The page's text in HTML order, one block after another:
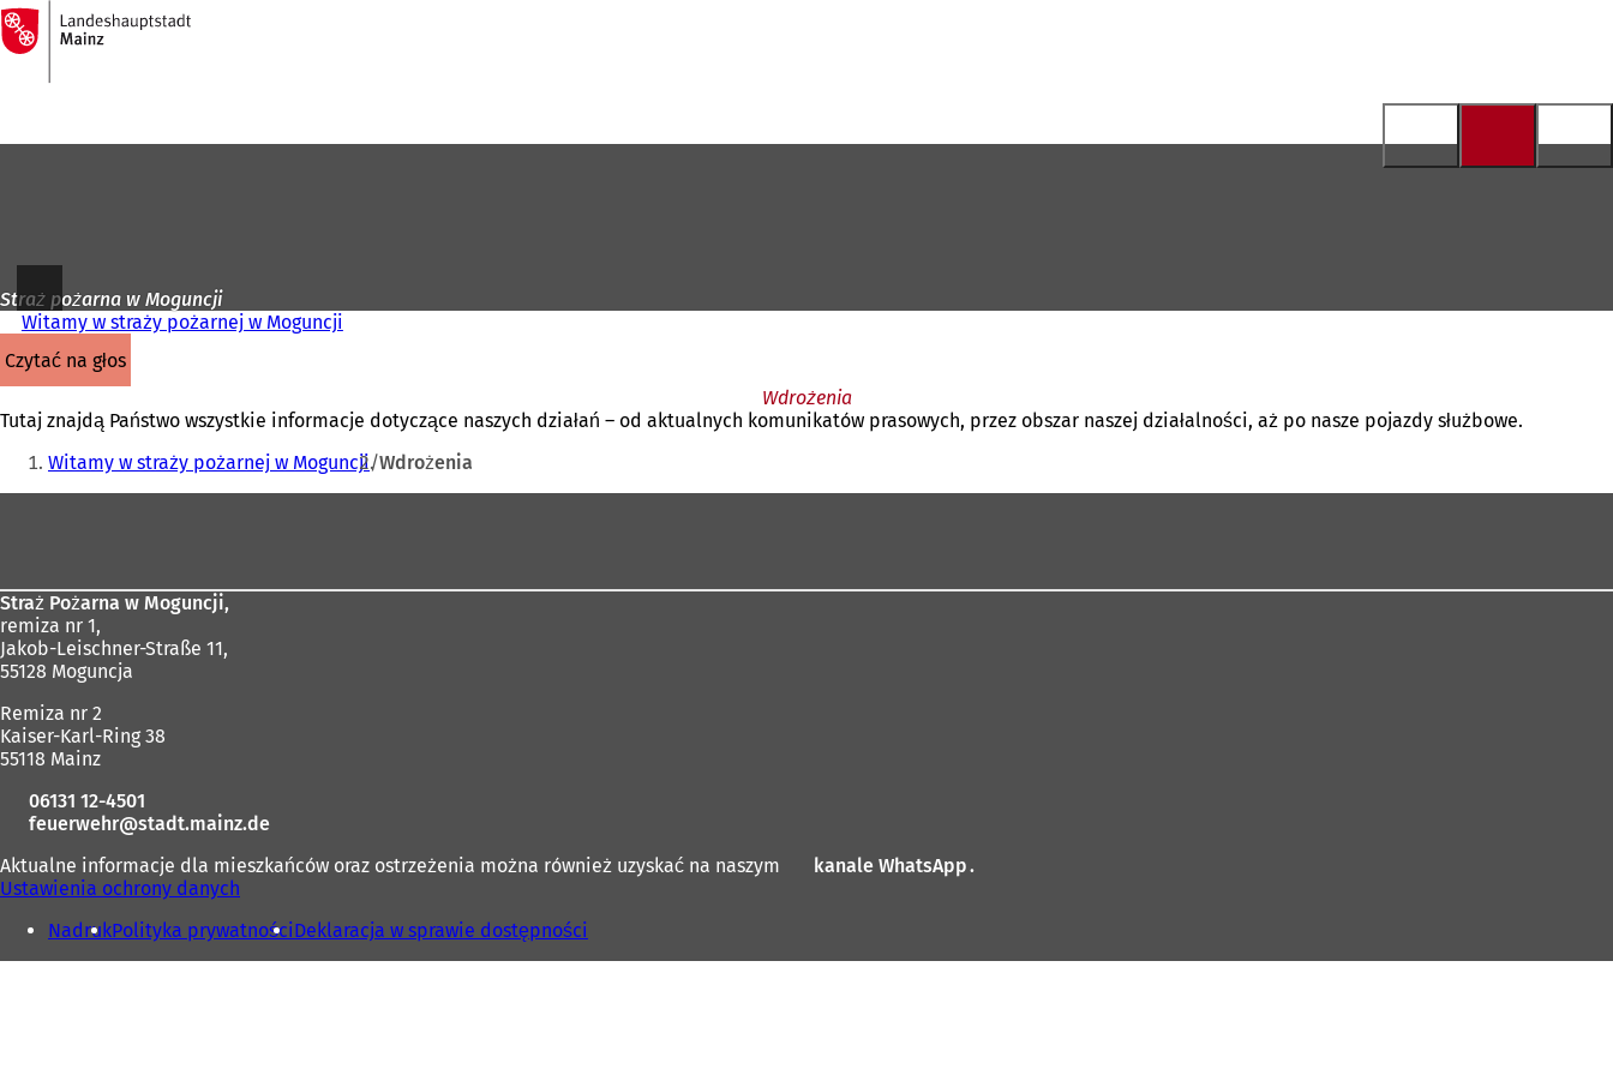
Przejdź do treści
Do
strony
głównej
Straż pożarna w Moguncji
Witamy w straży pożarnej w Moguncji
czytać na głos
Wdrożenia
Tutaj znajdą Państwo wszystkie informacje dotyczące naszych działań – od aktualnych komunikatów prasowych, przez obszar naszej działalności, aż po nasze pojazdy służbowe.
Jesteś
tutaj:
Witamy w straży pożarnej w Moguncji Wdrożenia
Straż Pożarna w Moguncji,
remiza nr 1,
Jakob-Leischner-Straße 11,
55128 Moguncja
Remiza nr 2
Kaiser-Karl-Ring 38
55118 Mainz
06131 12-4501
feuerwehr
stadt.mainz de
Aktualne informacje dla mieszkańców oraz ostrzeżenia można również uzyskać na naszym
kanale WhatsApp(
i
.
Ustawienia ochrony danych
NadrukPolityka prywatnościDeklaracja w sprawie dostępności